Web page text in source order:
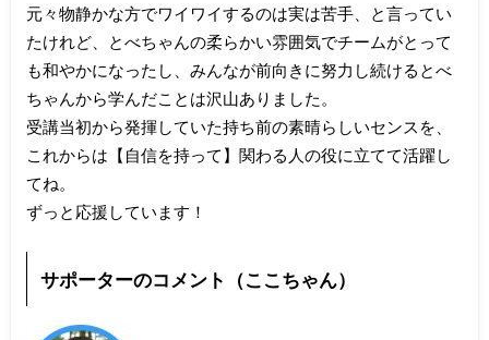
元々物静かな方でワイワイするのは実は苦手、と言ってい
たけれど、とべちゃんの柔らかい雰囲気でチームがとって
も和やかになったし、みんなが前向きに努力し続けるとべ
ちゃんから学んだことは沢山ありました。
受講当初から発揮していた持ち前の素晴らしいセンスを、
これからは【自信を持って】関わる人の役に立てて活躍し
てね。
ずっと応援しています！
サポーターのコメント（ここちゃん）